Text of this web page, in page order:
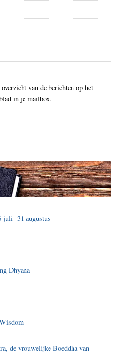
van de berichten op het
in je mailbox.
juli -31 augustus
Dhyana
de vrouwelijke Boeddha van